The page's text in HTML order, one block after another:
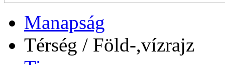
Manapság
Térség / Föld-,vízrajz